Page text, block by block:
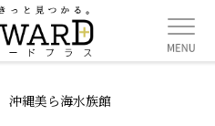
沖縄美ら海水族館